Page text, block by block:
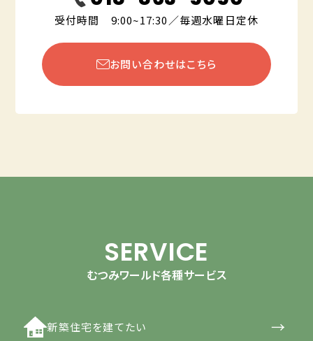
受付時間 9:00~17:30／毎週水曜日定休
お問い合わせはこちら
SERVICE
むつみワールド各種サービス
新築住宅を建てたい →